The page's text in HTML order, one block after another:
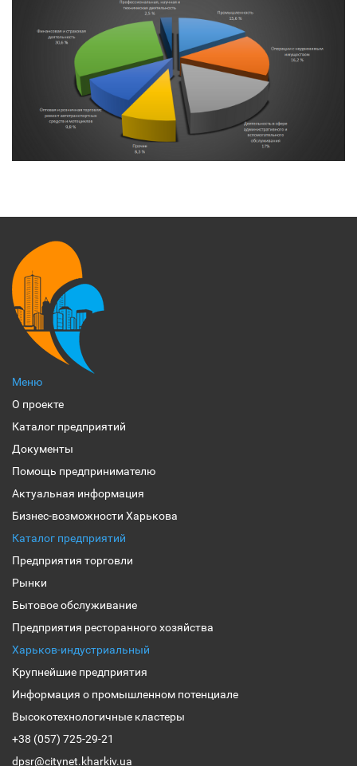
Меню
О проекте
Каталог предприятий
Документы
Помощь предпринимателю
Актуальная информация
Бизнес-возможности Харькова
Каталог предприятий
Предприятия торговли
Рынки
Бытовое обслуживание
Предприятия ресторанного хозяйства
Харьков-индустриальный
Крупнейшие предприятия
Информация о промышленном потенциале
Высокотехнологичные кластеры
+38 (057) 725-29-21
dpsr@citynet.kharkiv.ua